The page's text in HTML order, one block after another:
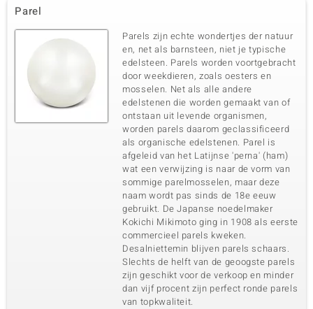
Parel
Parels zijn echte wondertjes der natuur
en, net als barnsteen, niet je typische
edelsteen. Parels worden voortgebracht
door weekdieren, zoals oesters en
mosselen. Net als alle andere
edelstenen die worden gemaakt van of
ontstaan uit levende organismen,
worden parels daarom geclassificeerd
als organische edelstenen. Parel is
afgeleid van het Latijnse 'perna' (ham)
wat een verwijzing is naar de vorm van
sommige parelmosselen, maar deze
naam wordt pas sinds de 18e eeuw
gebruikt. De Japanse noedelmaker
Kokichi Mikimoto ging in 1908 als eerste
commercieel parels kweken.
Desalniettemin blijven parels schaars.
Slechts de helft van de geoogste parels
zijn geschikt voor de verkoop en minder
dan vijf procent zijn perfect ronde parels
van topkwaliteit.